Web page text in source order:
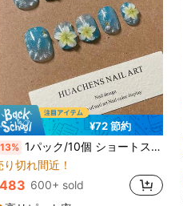
¥72 節約
1パック/10個 ショートスクエア プレスオンネイル | アクアブルー グリッターベース & 3D ホワイト-イエロー グラデーションフラワー パールアクセント | オーシャンブリーズ サマーネイル 女性向け、ビーチウェディング、バケーション & デイリーウェアに最適 ハンドメイド プレスオンネイル
り切れ間近！
600+ sold